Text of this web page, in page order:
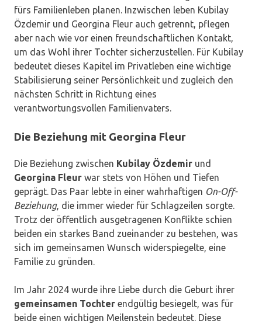
fürs Familienleben planen. Inzwischen leben Kubilay
Özdemir und Georgina Fleur auch getrennt, pflegen
aber nach wie vor einen freundschaftlichen Kontakt,
um das Wohl ihrer Tochter sicherzustellen. Für Kubilay
bedeutet dieses Kapitel im Privatleben eine wichtige
Stabilisierung seiner Persönlichkeit und zugleich den
nächsten Schritt in Richtung eines
verantwortungsvollen Familienvaters.
Die Beziehung mit Georgina Fleur
Die Beziehung zwischen Kubilay Özdemir und
Georgina Fleur war stets von Höhen und Tiefen
geprägt. Das Paar lebte in einer wahrhaftigen On-Off-
Beziehung, die immer wieder für Schlagzeilen sorgte.
Trotz der öffentlich ausgetragenen Konflikte schien
beiden ein starkes Band zueinander zu bestehen, was
sich im gemeinsamen Wunsch widerspiegelte, eine
Familie zu gründen.
Im Jahr 2024 wurde ihre Liebe durch die Geburt ihrer
gemeinsamen Tochter endgültig besiegelt, was für
beide einen wichtigen Meilenstein bedeutet. Diese